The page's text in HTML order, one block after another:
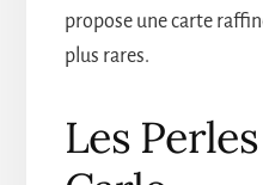
propose une carte
plus rares.
Les